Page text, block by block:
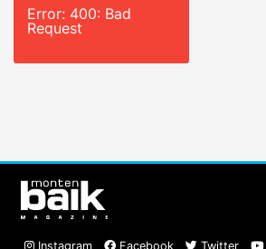
Error: 400: Bad
Request
Instagram Facebook Twitter